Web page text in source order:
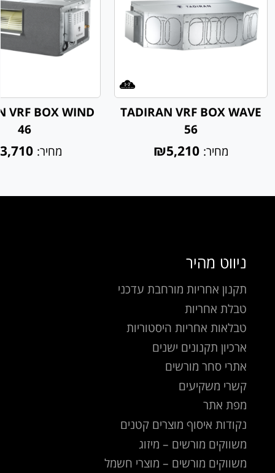
TADIRAN VRF BOX WAVE
56
מחיר: ₪5,210
VRF BOX WIND
46
מחיר:
ניווט מהיר
תקנון אחריות מורחבת עדכני
טבלת אחריות
טבלאות אחריות היסטוריות
ארכיון תקנונים ישנים
אתרי סחר מורשים
קשרי משקיעים
מפת אתר
נקודות איסוף מוצרים קטנים
משווקים מורשים – מיזוג
משווקים מורשים – מוצרי חשמל